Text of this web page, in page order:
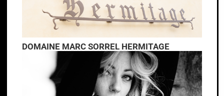
DOMAINE MARC SORREL HERMITAGE